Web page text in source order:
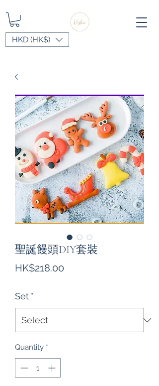
HKD (HK$)
聖誕饅頭DIY套裝
HK$218.00
Set *
Quantity *